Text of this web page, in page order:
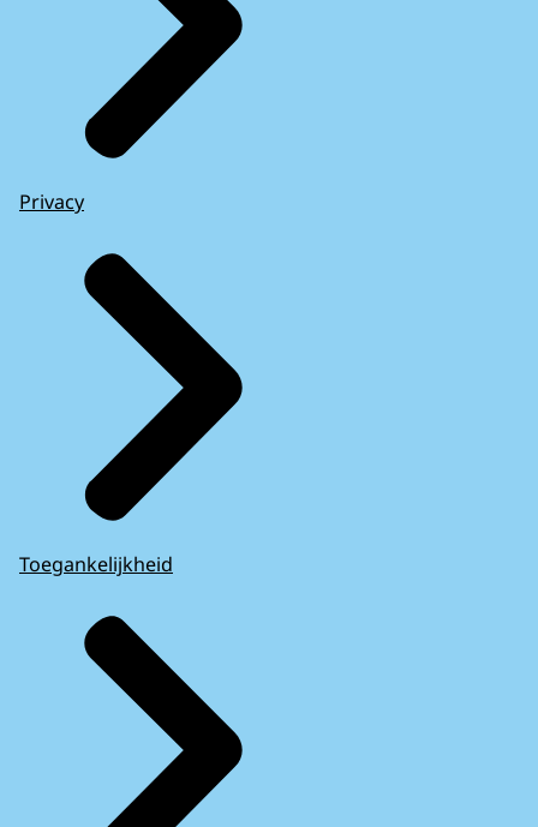
Privacy
Toegankelijkheid